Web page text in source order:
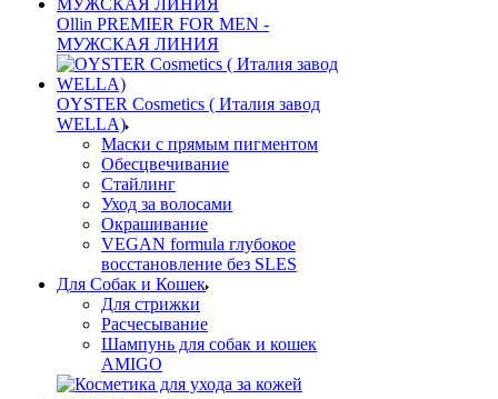
Ollin PREMIER FOR MEN -
МУЖСКАЯ ЛИНИЯ
OYSTER Cosmetics ( Италия завод
WELLA)
Маски с прямым пигментом
Обесцвечивание
Стайлинг
Уход за волосами
Окрашивание
VEGAN formula глубокое
восстановление без SLES
Для Собак и Кошек
Для стрижки
Расчесывание
Шампунь для собак и кошек
AMIGO